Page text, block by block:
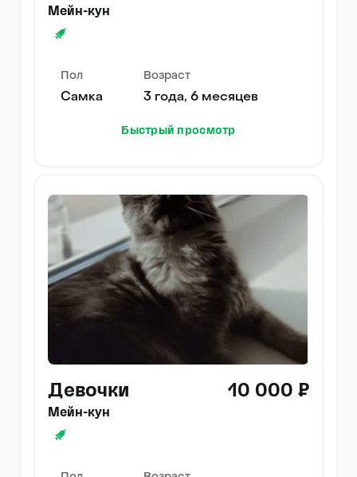
Мейн-кун
Пол
Самка
Возраст
3 года, 6 месяцев
Быстрый просмотр
Девочки 10 000 ₽
Мейн-кун